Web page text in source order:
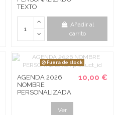
TEXTO
Añadir al
carrito
Fuera de stock
AGENDA 2026
NOMBRE
PERSONALIZADA
10,00 €
Ver